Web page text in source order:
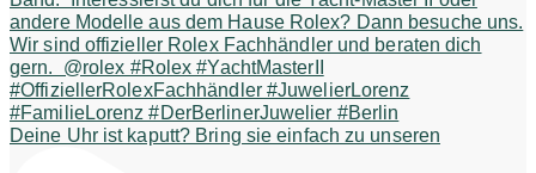
Deine Uhr ist kaputt? Bring sie einfach zu unseren